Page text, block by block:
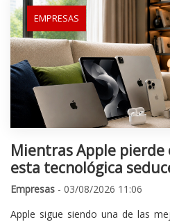
EMPRESAS
Mientras Apple
esta tecnológica
Empresas - 03/08/2026 11:06
Apple sigue siendo una de las